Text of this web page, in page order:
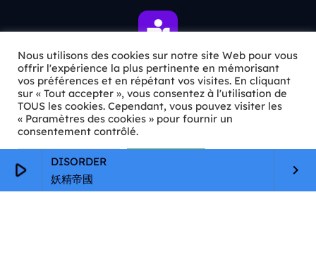
play_arrow
DISORDER
妖精帝國
keyboard_arrow_right
ℹ️ INFOS PRATIQUES
✉️Contact
🦊Qui sommes-nous ?
📄
Mentions légales
Nous utilisons des cookies sur notre site Web pour vous
offrir l'expérience la plus pertinente en mémorisant
vos préférences et en répétant vos visites. En cliquant
sur « Tout accepter », vous consentez à l'utilisation de
TOUS les cookies. Cependant, vous pouvez visiter les
« Paramètres des cookies » pour fournir un
consentement contrôlé.
Paramètres Cookie